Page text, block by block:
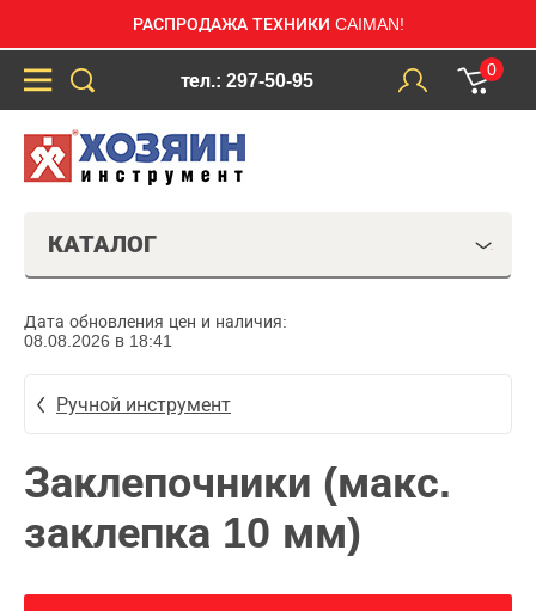
РАСПРОДАЖА ТЕХНИКИ CAIMAN!
тел.: 297-50-95
0
КАТАЛОГ
Дата обновления цен и наличия:
08.08.2026 в 18:41
Ручной инструмент
Заклепочники (макс.
заклепка 10 мм)